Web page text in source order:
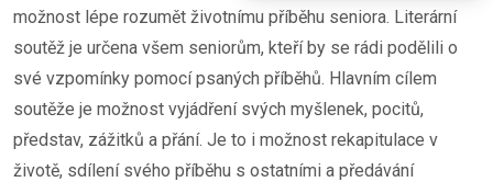
možnost lépe rozumět životnímu příběhu seniora. Literární
soutěž je určena všem seniorům, kteří by se rádi podělili o
své vzpomínky pomocí psaných příběhů. Hlavním cílem
soutěže je možnost vyjádření svých myšlenek, pocitů,
představ, zážitků a přání. Je to i možnost rekapitulace v
životě, sdílení svého příběhu s ostatními a předávání